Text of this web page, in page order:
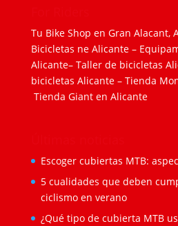
Tu Bike Shop en Gran Alacant,
Bicicletas ne Alicante–
Alicante– Taller de bicicletas
bicicletas Alicante– Tienda
Tienda Giant en Alicante
Escoger cubiertas MTB:
5 cualidades que deben
ciclismo en verano
¿Qué tipo de cubierta MTB